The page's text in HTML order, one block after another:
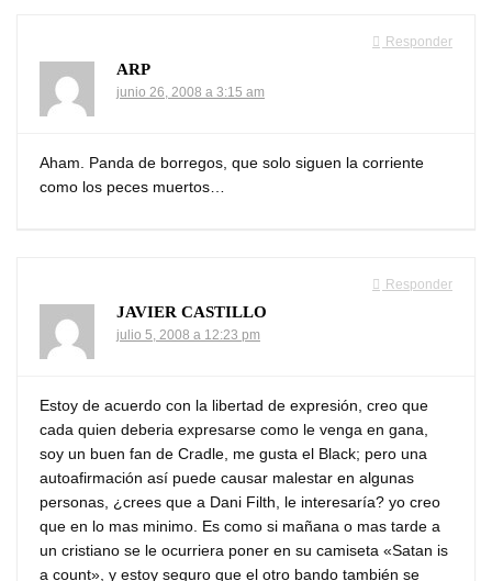
Responder
ARP
junio 26, 2008 a 3:15 am
Aham. Panda de borregos, que solo siguen la corriente
como los peces muertos…
Responder
JAVIER CASTILLO
julio 5, 2008 a 12:23 pm
Estoy de acuerdo con la libertad de expresión, creo que
cada quien deberia expresarse como le venga en gana,
soy un buen fan de Cradle, me gusta el Black; pero una
autoafirmación así puede causar malestar en algunas
personas, ¿crees que a Dani Filth, le interesaría? yo creo
que en lo mas minimo. Es como si mañana o mas tarde a
un cristiano se le ocurriera poner en su camiseta «Satan is
a count», y estoy seguro que el otro bando también se